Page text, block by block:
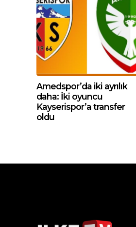
Amedspor’da iki ayrılık
daha: İki oyuncu
Kayserispor’a transfer
oldu